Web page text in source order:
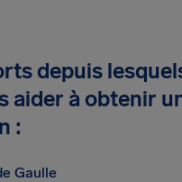
depuis
aider à obtenir
:
Gaulle